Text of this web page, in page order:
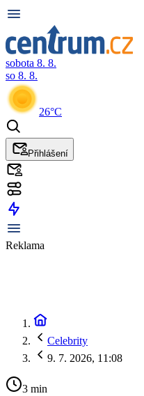
sobota 8. 8.
so 8. 8.
26°C
Přihlášení
Reklama
Celebrity
9. 7. 2026, 11:08
3 min